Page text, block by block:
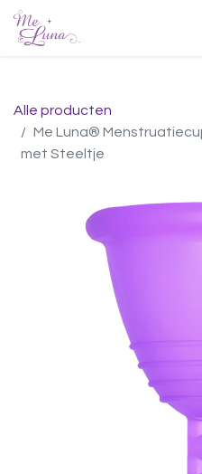
Alle producten
Me Luna®
met Steeltje